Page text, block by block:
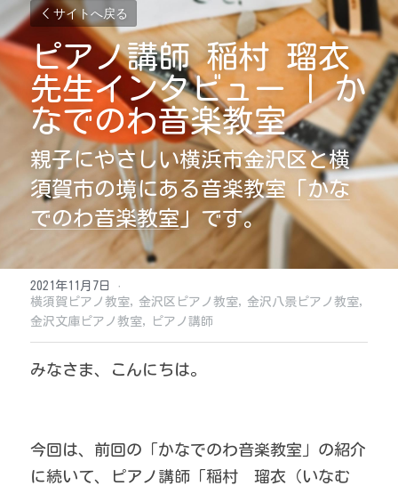
サイトへ戻る
ピアノ講師 稲村 瑠衣
先生インタビュー | か
なでのわ音楽教室
親子にやさしい横浜市金沢区と横
須賀市の境にある音楽教室「 かな
でのわ音楽教室」です。
2021年11月7日
·
横須賀ピアノ教室, 金沢区ピアノ教室, 金沢八景ピアノ教室,
金沢文庫ピアノ教室,
ピアノ講師
みなさま、こんにちは。
今回は、前回の「かなでのわ音楽教室」の紹介
に続いて、ピアノ講師「稲村　瑠衣（いなむ